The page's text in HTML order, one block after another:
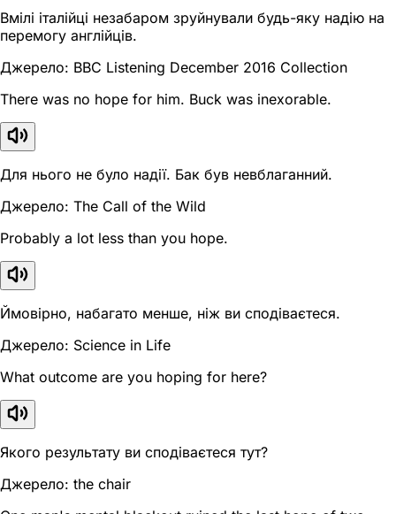
Вмілі італійці незабаром зруйнували будь-яку надію на
перемогу англійців.
Джерело: BBC Listening December 2016 Collection
There was no hope for him. Buck was inexorable.
Для нього не було надії. Бак був невблаганний.
Джерело: The Call of the Wild
Probably a lot less than you hope.
Ймовірно, набагато менше, ніж ви сподіваєтеся.
Джерело: Science in Life
What outcome are you hoping for here?
Якого результату ви сподіваєтеся тут?
Джерело: the chair